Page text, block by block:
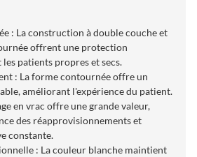
: La construction à double couche et
offrent une protection
patients propres et secs.
: La forme contournée offre un
améliorant l'expérience du patient.
en vrac offre une grande valeur,
des réapprovisionnements et
constante.
: La couleur blanche maintient